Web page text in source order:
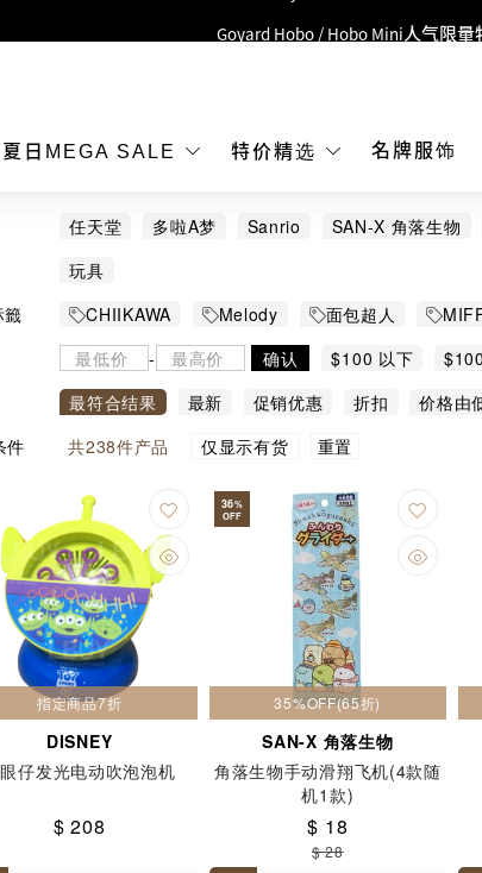
Goyard Hobo / Hobo Mini人气限
MOKO 1楼175号铺旗舰店特设名牌
购物满HKD500即
LBuy MEGA SALE 精选名牌
夏日MEGA SALE 特价精选 名牌服饰
任天堂 多啦A梦 Sanrio SAN-X 角落生物
Chiikawa
创世神
星之卡比 汤玛士小火车 爆旋陀螺
玩具
籤
CHIIKAWA Melody 面包超人
所有 Sanrio
玉桂狗 Sanrio 其他熱門角色
玩具/模型/砌圖
任天堂精品 新幹線
- 确认 $100 以下
最符合结果 最新 促销优惠 折扣 价格由
件
共238件产品 仅显示有货 重置
指定商品7折
DISNEY
仔发光电动吹泡泡机
$ 208
36%
OFF
35%OFF(65折)
SAN-X 角落生物
角落生物手动滑翔飞机(4款随
机1款)
$ 18
$ 28